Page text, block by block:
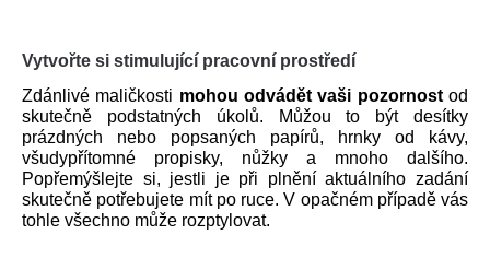
Vytvořte si stimulující pracovní prostředí
Zdánlivé maličkosti mohou odvádět vaši pozornost od
skutečně podstatných úkolů. Můžou to být desítky
prázdných nebo popsaných papírů, hrnky od kávy,
všudypřítomné propisky, nůžky a mnoho dalšího.
Popřemýšlejte si, jestli je při plnění aktuálního zadání
skutečně potřebujete mít po ruce. V opačném případě vás
tohle všechno může rozptylovat.